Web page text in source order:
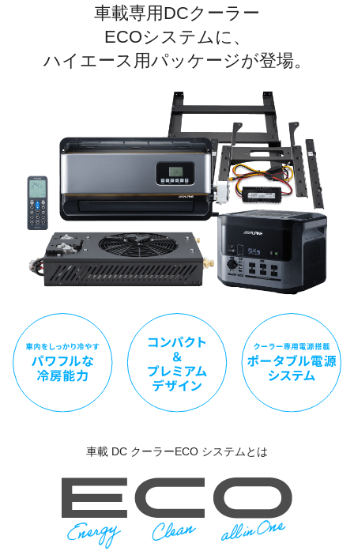
車載専用DCクーラー
ECOシステムに、
ハイエース用パッケージが登場。
車載 DC クーラーECO システムとは